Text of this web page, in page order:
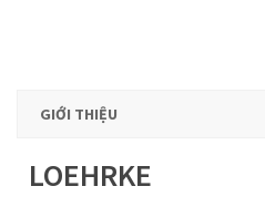
GIỚI THIỆU
LOEHRKE